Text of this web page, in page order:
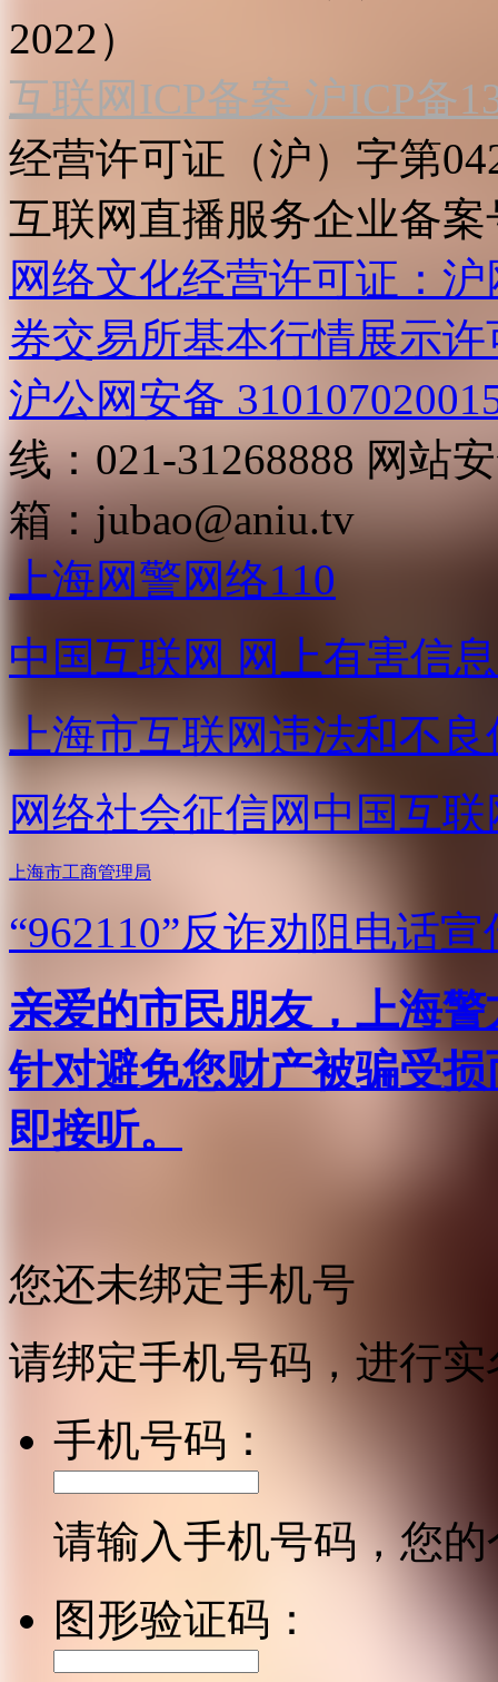
2022）
互联网ICP备案 沪ICP备
经营许可证（沪）字第
互联网直播服务企业备案
网络文化经营许可证：
券交易所基本行情展示许
沪公网安备
线：021-31268888 网站
箱： jubao@aniu.tv
上海网警网络110
中国互联网 网上有害信
上海市互联网违法和不
网络社会征信网中国互
上海市工商管理局
“962110”反诈劝阻电话宣
亲爱的市民朋友，上海
针对避免您财产被骗受
即接听。
您还未绑定手机号
请绑定手机号码，进行
手机号码：
请输入手机号码，您
图形验证码：